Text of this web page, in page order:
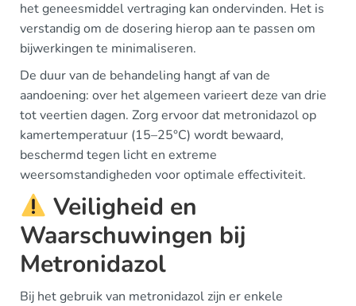
het geneesmiddel vertraging kan ondervinden. Het is
verstandig om de dosering hierop aan te passen om
bijwerkingen te minimaliseren.
De duur van de behandeling hangt af van de
aandoening: over het algemeen varieert deze van drie
tot veertien dagen. Zorg ervoor dat metronidazol op
kamertemperatuur (15–25°C) wordt bewaard,
beschermd tegen licht en extreme
weersomstandigheden voor optimale effectiviteit.
Veiligheid en
Waarschuwingen bij
Metronidazol
Bij het gebruik van metronidazol zijn er enkele